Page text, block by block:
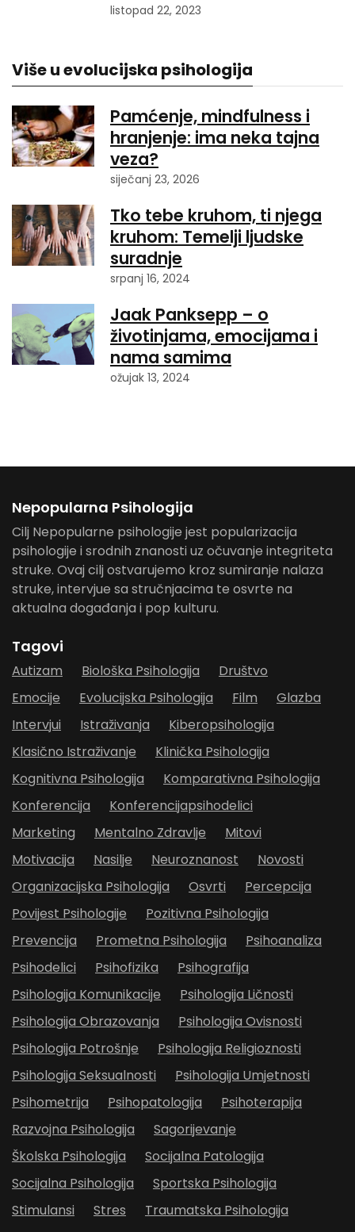
listopad 22, 2023
Više u evolucijska psihologija
Pamćenje, mindfulness i
hranjenje: ima neka tajna
veza?
siječanj 23, 2026
Tko tebe kruhom, ti njega
kruhom: Temelji ljudske
suradnje
srpanj 16, 2024
Jaak Panksepp – o
životinjama, emocijama i
nama samima
ožujak 13, 2024
Nepopularna Psihologija
Cilj Nepopularne psihologije jest popularizacija
psihologije i srodnih znanosti uz očuvanje integriteta
struke. Ovaj cilj ostvarujemo kroz sumiranje nalaza
struke, intervjue sa stručnjacima te osvrte na
aktualna događanja i pop kulturu.
Tagovi
Autizam Biološka Psihologija
Društvo
Emocije
Evolucijska Psihologija Film
Glazba
Intervjui
Istraživanja
Kiberopsihologija
Klasično Istraživanje
Klinička Psihologija
Kognitivna Psihologija
Komparativna Psihologija
Konferencija
Konferencijapsihodelici
Marketing
Mentalno Zdravlje
Mitovi
Motivacija
Nasilje Neuroznanost
Novosti
Organizacijska Psihologija
Osvrti
Percepcija
Povijest Psihologije
Pozitivna Psihologija
Prevencija
Prometna Psihologija
Psihoanaliza
Psihodelici
Psihofizika
Psihografija
Psihologija Komunikacije
Psihologija Ličnosti
Psihologija Obrazovanja
Psihologija Ovisnosti
Psihologija Potrošnje
Psihologija Religioznosti
Psihologija Seksualnosti
Psihologija Umjetnosti
Psihometrija
Psihopatologija
Psihoterapija
Razvojna Psihologija
Sagorijevanje
Školska Psihologija
Socijalna Patologija
Socijalna Psihologija
Sportska Psihologija
Stimulansi
Stres
Traumatska Psihologija